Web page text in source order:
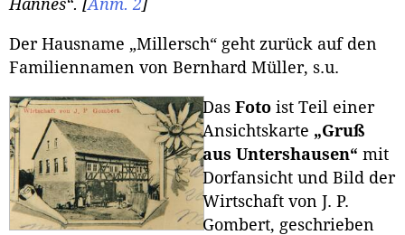
Hannes“. [Anm. 2]
Der Hausname „Millersch“ geht zurück auf den
Familiennamen von Bernhard Müller, s.u.
Das Foto ist Teil einer
Ansichtskarte „Gruß
aus Untershausen“ mit
Dorfansicht und Bild der
Wirtschaft von J. P.
Gombert, geschrieben